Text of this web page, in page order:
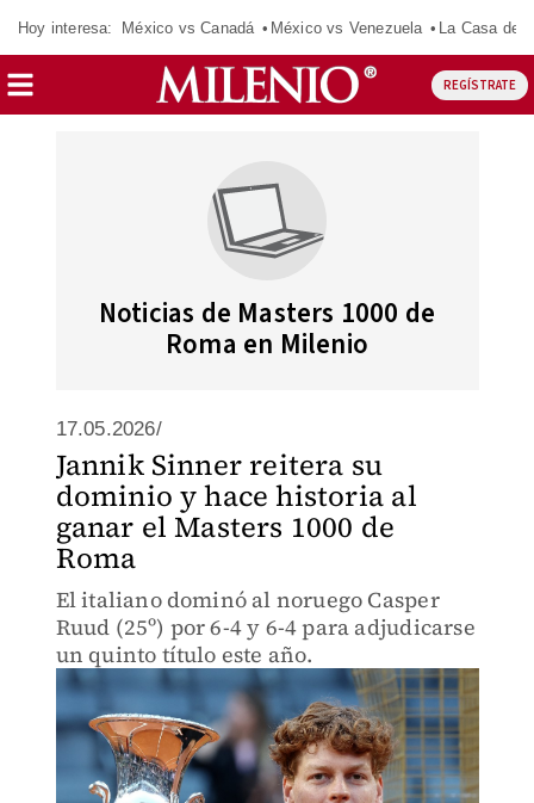
Hoy interesa: México vs Canadá México vs Venezuela La Casa de
REGÍSTRATE
Noticias de Masters 1000 de
Roma en Milenio
17.05.2026/
Jannik Sinner reitera su
dominio y hace historia al
ganar el Masters 1000 de
Roma
El italiano dominó al noruego Casper
Ruud (25º) por 6-4 y 6-4 para adjudicarse
un quinto título este año.